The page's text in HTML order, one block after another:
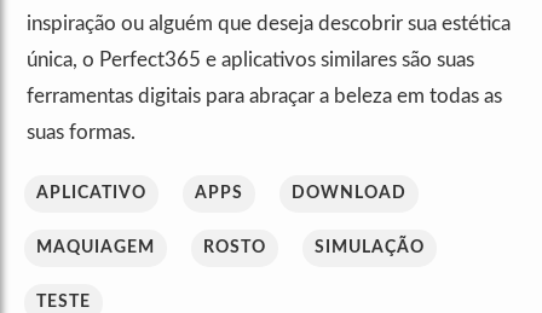
inspiração ou alguém que deseja descobrir sua estética
única, o Perfect365 e aplicativos similares são suas
ferramentas digitais para abraçar a beleza em todas as
suas formas.
APLICATIVO APPS DOWNLOAD
MAQUIAGEM ROSTO SIMULAÇÃO
TESTE